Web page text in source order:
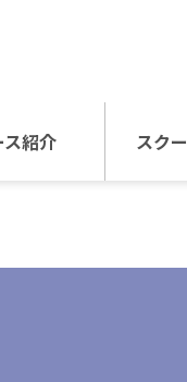
ス紹介 スク